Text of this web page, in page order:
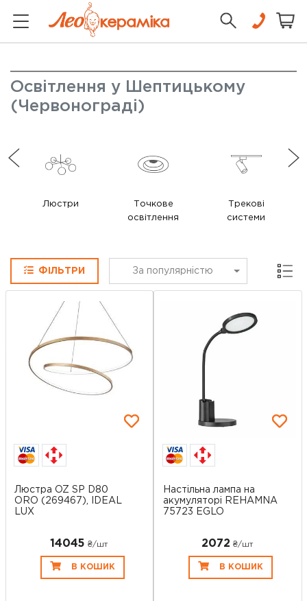
Освітлення у Шептицькому
(Червонограді)
Люстри
Точкове
освітлення
Трекові
системи
ФІЛЬТРИ За популярністю Сітка
Люстра OZ SP D80
ORO (269467), IDEAL
LUX
14045 ₴/шт
В КОШИК
Настільна лампа на
акумуляторі REHAMNA
75723 EGLO
2072 ₴/шт
В КОШИК